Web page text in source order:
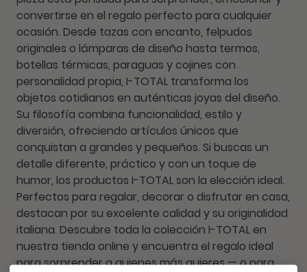
convertirse en el regalo perfecto para cualquier
ocasión. Desde tazas con encanto, felpudos
originales o lámparas de diseño hasta termos,
botellas térmicas, paraguas y cojines con
personalidad propia, I-TOTAL transforma los
objetos cotidianos en auténticas joyas del diseño.
Su filosofía combina funcionalidad, estilo y
diversión, ofreciendo artículos únicos que
conquistan a grandes y pequeños. Si buscas un
detalle diferente, práctico y con un toque de
humor, los productos I-TOTAL son la elección ideal.
Perfectos para regalar, decorar o disfrutar en casa,
destacan por su excelente calidad y su originalidad
italiana. Descubre toda la colección I-TOTAL en
nuestra tienda online y encuentra el regalo ideal
para sorprender a quienes más quieres — o para